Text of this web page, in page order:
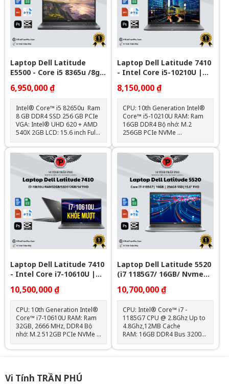
HDMI 2.0 port Pin + Sạc : Zin
theo máy Hệ điều hành: Chưa
Bao Gồm
Laptop Dell Latitude
E5500 - Core i5 8365u /8gb
/Nvme 256Gb /VGA AMD
540X 2GB/ 15.6" FHD
6,950,000 ₫
Intel® Core™ i5 82650u Ram
8 GB DDR4 SSD 256 GB PCIe
VGA: Intel® UHD 620 + AMD
540X 2GB LCD: 15.6 inch Full
HD IPS Trọng lượng: 1.8kg
Tặng kèm: Balo + Chuột
Bluetooth + Lót chuột Hệ điều
hành: Chưa Bao Gồm
Laptop Dell Latitude 7410
- Intel Core i5-10210U |
16GB | 14 inch Full HD
8,150,000 ₫
CPU: 10th Generation Intel®
Core™ i5-10210U RAM: Ram
16GB DDR4 Bộ nhớ: M.2
256GB PCIe NVMe
Card: Intel® UHD Graphics
620 Màn hình: 14" FHD (1920
x 1080) IPS Trọng lượng:1.4kg
Kết nối: 1x USB 3.1; 2x
Thunderbolt™ 3; 1x HDMI
2.0; 1x uSD 4.0, 1x Sim Slot;
1x Universal Audio Jack Tặng
kèm: Balo + Chuột Bluetooth
+ Lót chuột Bảo hành : Máy
12 tháng , Pin & Sạc 6 tháng.
Hệ điều hành: Chưa Bao Gồm
Laptop Dell Latitude 7410
- Intel Core i7-10610U |
32GB | Nvme 512GB - 14
inch Full HD
10,500,000 ₫
CPU: 10th Generation Intel®
Core™ i7-10610U RAM: Ram
32GB, 2666 MHz, DDR4 Bộ
nhớ: M.2 512GB PCIe NVMe
Card: Intel® UHD Graphics
620 Màn hình: 14.0" FHD
Laptop Dell Latitude 5520
(i7 1185G7/ 16GB/ Nvme
256GB/ 15.6" FHD)
10,700,000 ₫
CPU: Intel® Core™ i7 -
1185G7 CPU @ 2.8Ghz Up to
4.8Ghz,12MB Cache
RAM: 16GB DDR4 Bus 3200
MHz Ổ cứng: 256GB PCIe®
SSD VGA: Intel® Iris® Xe
Vi Tính TRẦN PHÚ